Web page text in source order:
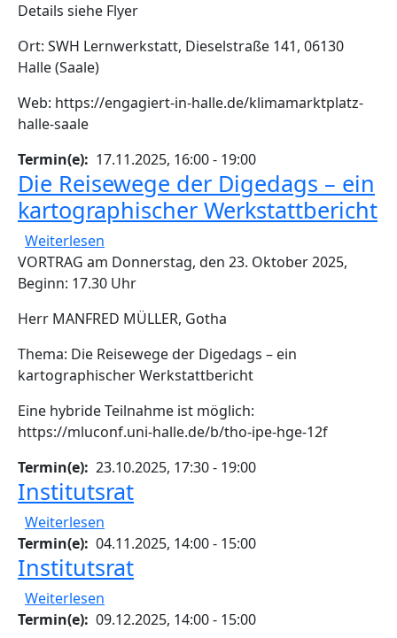
Details siehe Flyer
Ort: SWH Lernwerkstatt, Dieselstraße 141, 06130
Halle (Saale)
Web: https://engagiert-in-halle.de/klimamarktplatz-
halle-saale
Termin(e)
17.11.2025, 16:00- 19:00
Die Reisewege der Digedags – ein
kartographischer Werkstattbericht
Weiterlesen
VORTRAG am Donnerstag, den 23. Oktober 2025,
Beginn: 17.30 Uhr
Herr MANFRED MÜLLER, Gotha
Thema: Die Reisewege der Digedags – ein
kartographischer Werkstattbericht
Eine hybride Teilnahme ist möglich:
https://mluconf.uni-halle.de/b/tho-ipe-hge-12f
Termin(e) 23.10.2025, 17:30- 19:00
Institutsrat
Weiterlesen
Termin(e) 04.11.2025, 14:00- 15:00
Institutsrat
Weiterlesen
Termin(e) 09.12.2025, 14:00- 15:00